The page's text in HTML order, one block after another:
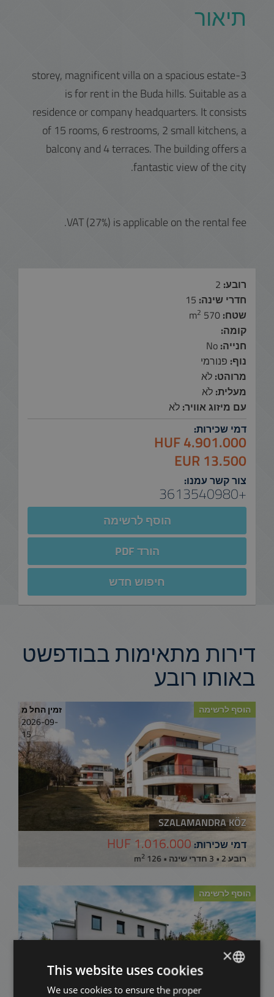
תיאור
3-storey, magnificent villa on a spacious estate
is for rent in the Buda hills. Suitable as a
residence or company headquarters. It consists
of 15 rooms, 6 restrooms, 2 small kitchens, a
balcony and 4 terraces. The building offers a
fantastic view of the city.
VAT (27%) is applicable on the rental fee.
רובע:
חדרי שינה: 15
שטח:
2
קומה:
חנייה:
נוף: פנורמי
מרוהט: לֹא
מעלית: לֹא
עם מיזוג אוויר: לֹא
דמי שכירות:
4.901.000 HUF
13.500 EUR
צור קשר עמנו:
+3613540980
הוסף לרשימה
הורד PDF
חיפוש חדש
דירות מתאימות בבודפשט
באותו רובע
זמין החל מ
2026-09-
15
הוסף לרשימה
SZALAMANDRA KÖZ
דמי שכירות: 1.016.000 HUF
רובע 2 • 3 חדרי שינה • 126 m 2
הוסף לרשימה
ENGLISH
×
This website uses cookies
We use cookies to ensure the proper